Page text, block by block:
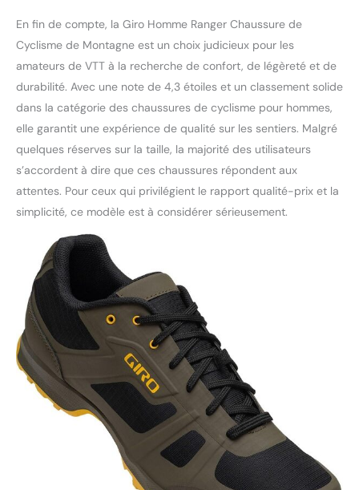
En fin de compte, la Giro Homme Ranger Chaussure de
Cyclisme de Montagne est un choix judicieux pour les
amateurs de VTT à la recherche de confort, de légèreté et de
durabilité. Avec une note de 4,3 étoiles et un classement solide
dans la catégorie des chaussures de cyclisme pour hommes,
elle garantit une expérience de qualité sur les sentiers. Malgré
quelques réserves sur la taille, la majorité des utilisateurs
s’accordent à dire que ces chaussures répondent aux
attentes. Pour ceux qui privilégient le rapport qualité-prix et la
simplicité, ce modèle est à considérer sérieusement.